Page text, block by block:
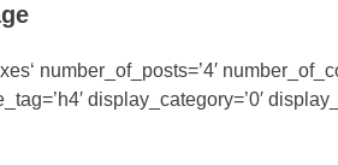
number_of_posts=’4′
display_category=’0′